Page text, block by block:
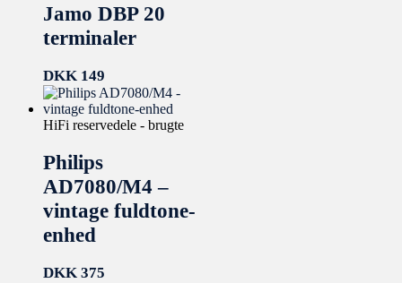
Jamo DBP 20
terminaler
DKK 149
HiFi reservedele - brugte
Philips
AD7080/M4 –
vintage fuldtone-
enhed
DKK 375